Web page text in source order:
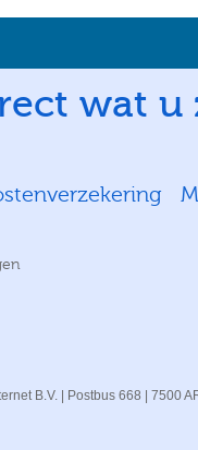
wat u
B.V. | Postbus 668 | 7500